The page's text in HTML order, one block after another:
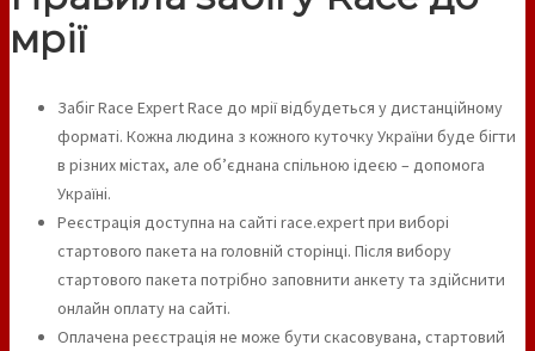
мрії
Забіг Race Expert Race до мрії відбудеться у дистанційному
форматі. Кожна людина з кожного куточку України буде бігти
в різних містах, але об’єднана спільною ідеєю – допомога
Україні.
Реєстрація доступна на сайті race.expert при виборі
стартового пакета на головній сторінці. Після вибору
стартового пакета потрібно заповнити анкету та здійснити
онлайн оплату на сайті.
Оплачена реєстрація не може бути скасовувана, стартовий